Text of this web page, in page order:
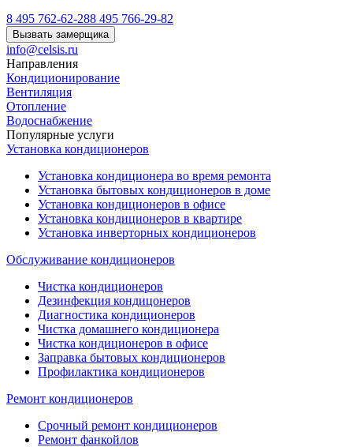
8 495 762-62-288 495 766-29-82
Вызвать замерщика
info@celsis.ru
Направления
Кондиционирование
Вентиляция
Отопление
Водоснабжение
Популярные услуги
Установка кондиционеров
Установка кондиционера во время ремонта
Установка бытовых кондиционеров в доме
Установка кондиционеров в офисе
Установка кондиционеров в квартире
Установка инверторных кондиционеров
Обслуживание кондиционеров
Чистка кондиционеров
Дезинфекция кондицонеров
Диагностика кондиционеров
Чистка домашнего кондиционера
Чистка кондиционеров в офисе
Заправка бытовых кондиционеров
Профилактика кондиционеров
Ремонт кондиционеров
Срочный ремонт кондиционеров
Ремонт фанкойлов